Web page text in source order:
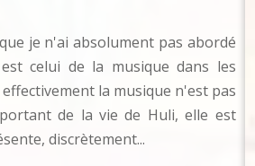
je n'ai absolument pas abordé
celui de la musique dans les
la musique n'est pas
de la vie de Huli, elle est
discrètement...